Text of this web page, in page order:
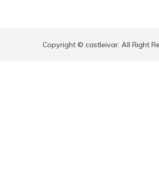
Copyright © castleivar. All Right